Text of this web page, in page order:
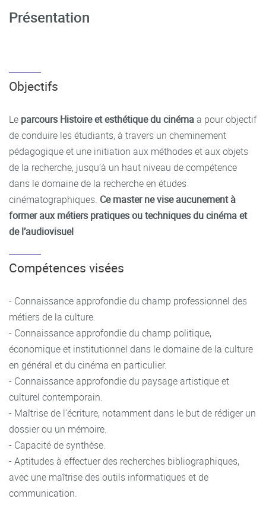
Présentation
Objectifs
Le parcours Histoire et esthétique du cinémaa pour objectif
de conduire les étudiants, à travers un cheminement
pédagogique et une initiation aux méthodes et aux objets
de la recherche, jusqu’à un haut niveau de compétence
dans le domaine de la recherche en études
cinématographiques. Ce master ne vise aucunement à
former aux métiers pratiques ou techniques du cinéma et
de l’audiovisuel
Compétences visées
- Connaissance approfondie du champ professionnel des
métiers de la culture.
- Connaissance approfondie du champ politique,
économique et institutionnel dans le domaine de la culture
en général et du cinéma en particulier.
- Connaissance approfondie du paysage artistique et
culturel contemporain.
- Maîtrise de l’écriture, notamment dans le but de rédiger un
dossier ou un mémoire.
- Capacité de synthèse.
- Aptitudes à effectuer des recherches bibliographiques,
avec une maîtrise des outils informatiques et de
communication.